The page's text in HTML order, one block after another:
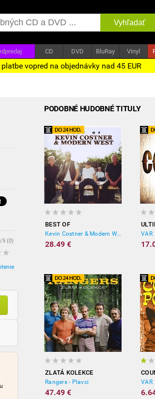
Vyhľadať
CD DVD BluRay Vinyl
vopred na objednávky nad 45 EUR
/5 (0)
PODOBNÉ HUDOBNÉ TITULY
BEST OF
Kevin Costner & Modern West
28.49 €
VAR
ZLATÁ KOLEKCE
Rangers - Plavci
47.49 €
VAR